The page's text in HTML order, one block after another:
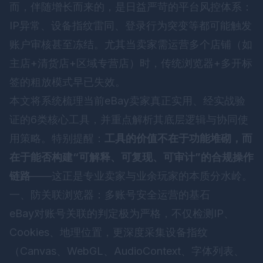
而，伴随增长而来的，是日益严苛的平台风控体系：
IP异常、设备指纹雷同、登录行为突变等都可能触发
账户审核甚至冻结。尤其当卖家需运营多个店铺（如
主店+清货店+区域专营店）时，传统浏览器+多开标
签的粗放模式早已失效。
本文将系统梳理当前eBay卖家真正实用、经实战验
证的6类核心工具，并重点解析其底层逻辑与协同使
用策略。特别提醒： 工具的价值不在于功能堆砌，而
在于能否构建“可解释、可复现、可审计”的合规操作
链路——这正是专业卖家与业余玩家的本质分水岭。
一、防关联浏览器：多账号安全运营的基石
eBay对账号关联的判定极为严格，不仅检测IP、
Cookies、地理位置，更深度采集设备指纹
（Canvas、WebGL、AudioContext、字体列表、